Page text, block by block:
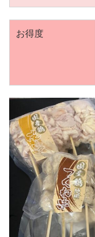
お得度